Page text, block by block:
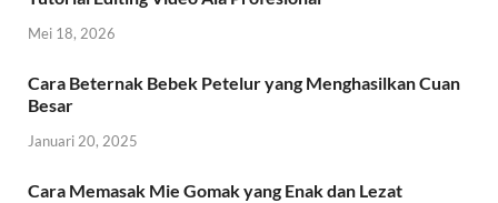
Mei 18, 2026
Cara Beternak Bebek Petelur yang Menghasilkan Cuan
Besar
Januari 20, 2025
Cara Memasak Mie Gomak yang Enak dan Lezat